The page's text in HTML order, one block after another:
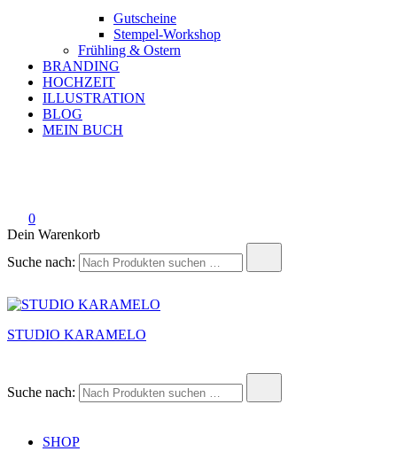
Gutscheine
Stempel-Workshop
Frühling & Ostern
BRANDING
HOCHZEIT
ILLUSTRATION
BLOG
MEIN BUCH
0
Dein Warenkorb
Suche nach:
STUDIO KARAMELO
Suche nach:
SHOP